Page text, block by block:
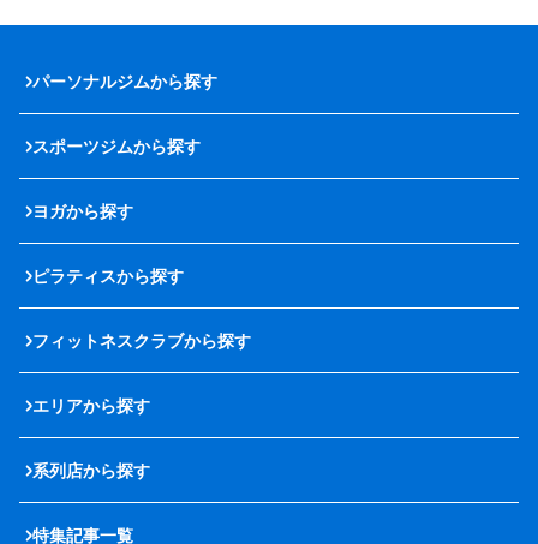
パーソナルジムから探す
スポーツジムから探す
ヨガから探す
ピラティスから探す
フィットネスクラブから探す
エリアから探す
系列店から探す
特集記事一覧